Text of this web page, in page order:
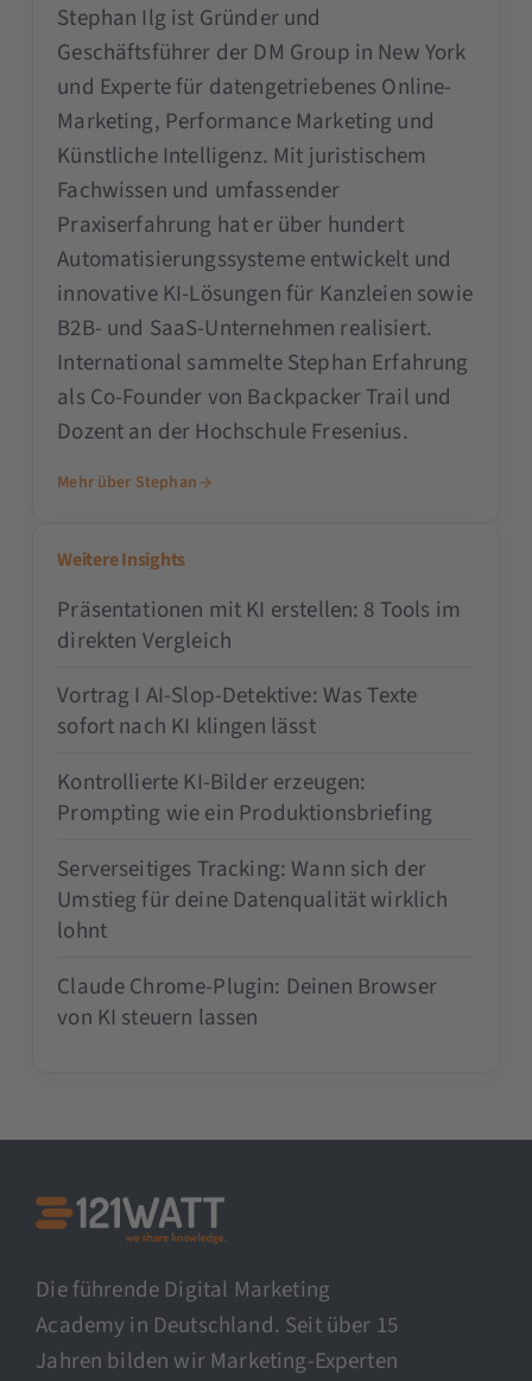
Stephan Ilg ist Gründer und
Geschäftsführer der DM Group in New York
und Experte für datengetriebenes Online-
Marketing, Performance Marketing und
Künstliche Intelligenz. Mit juristischem
Fachwissen und umfassender
Praxiserfahrung hat er über hundert
Automatisierungssysteme entwickelt und
innovative KI-Lösungen für Kanzleien sowie
B2B- und SaaS-Unternehmen realisiert.
International sammelte Stephan Erfahrung
als Co-Founder von Backpacker Trail und
Dozent an der Hochschule Fresenius.
Mehr über Stephan
Weitere Insights
Präsentationen mit KI erstellen: 8 Tools im
direkten Vergleich
Vortrag I AI-Slop-Detektive: Was Texte
sofort nach KI klingen lässt
Kontrollierte KI-Bilder erzeugen:
Prompting wie ein Produktionsbriefing
Serverseitiges Tracking: Wann sich der
Umstieg für deine Datenqualität wirklich
lohnt
Claude Chrome-Plugin: Deinen Browser
von KI steuern lassen
Die führende Digital Marketing
Academy in Deutschland. Seit über 15
Jahren bilden wir Marketing-Experten